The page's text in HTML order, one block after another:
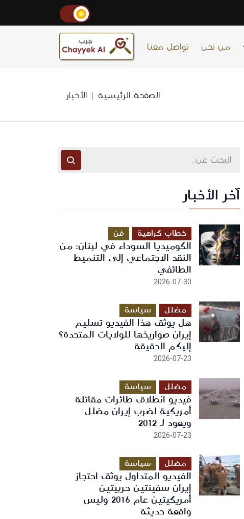
من نحن تواصل معنا
الصفحة الرئيسية الأخبار
آخر الأخبار
خطاب كراهية فن
الكوميديا السوداء في لبنان: من
النقد الاجتماعي إلى التنميط
الطائفي
2026-07-30
مضلل سياسة
هل يوثق هذا الفيديو تسليم
إيران صواريخها للولايات المتحدة؟
إليكم الحقيقة
2026-07-23
مضلل سياسة
فيديو انطلاق طائرات مقاتلة
أمريكية لضرب إيران مضلل
ويعود لـ 2012
2026-07-23
مضلل سياسة
الفيديو المتداول يوثق احتجاز
إيران سفينتين حربيتين
أمريكيتين عام 2016 وليس
واقعة حديثة